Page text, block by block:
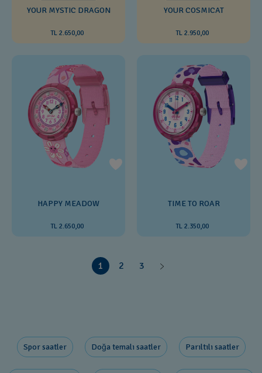
YOUR MYSTIC DRAGON
TL 2.650,00
YOUR COSMICAT
TL 2.950,00
HAPPY MEADOW
TL 2.650,00
TIME TO ROAR
TL 2.350,00
1 2 3
Spor saatler Doğa temalı saatler Parıltılı saatler